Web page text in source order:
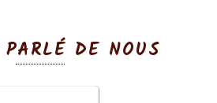
DE NOUS